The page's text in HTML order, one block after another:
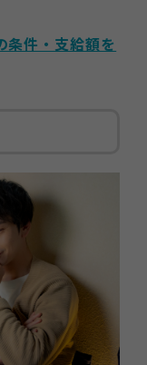
条件・支給額を